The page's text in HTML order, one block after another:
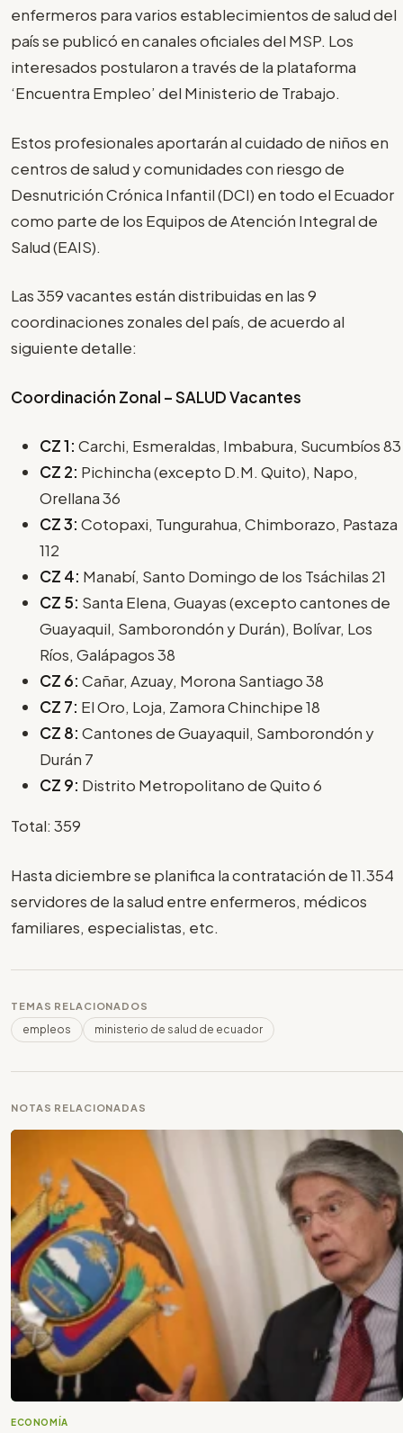
enfermeros para varios establecimientos de salud del
país se publicó en canales oficiales del MSP. Los
interesados postularon a través de la plataforma
‘Encuentra Empleo’ del Ministerio de Trabajo.
Estos profesionales aportarán al cuidado de niños en
centros de salud y comunidades con riesgo de
Desnutrición Crónica Infantil (DCI) en todo el Ecuador
como parte de los Equipos de Atención Integral de
Salud (EAIS).
Las 359 vacantes están distribuidas en las 9
coordinaciones zonales del país, de acuerdo al
siguiente detalle:
Coordinación Zonal – SALUD Vacantes
CZ 1: Carchi, Esmeraldas, Imbabura, Sucumbíos 83
CZ 2: Pichincha (excepto D.M. Quito), Napo,
Orellana 36
CZ 3: Cotopaxi, Tungurahua, Chimborazo, Pastaza
112
CZ 4: Manabí, Santo Domingo de los Tsáchilas 21
CZ 5: Santa Elena, Guayas (excepto cantones de
Guayaquil, Samborondón y Durán), Bolívar, Los
Ríos, Galápagos 38
CZ 6: Cañar, Azuay, Morona Santiago 38
CZ 7: El Oro, Loja, Zamora Chinchipe 18
CZ 8: Cantones de Guayaquil, Samborondón y
Durán 7
CZ 9: Distrito Metropolitano de Quito 6
Total: 359
Hasta diciembre se planifica la contratación de 11.354
servidores de la salud entre enfermeros, médicos
familiares, especialistas, etc.
TEMAS RELACIONADOS
empleos ministerio de salud de ecuador
NOTAS RELACIONADAS
ECONOMÍA